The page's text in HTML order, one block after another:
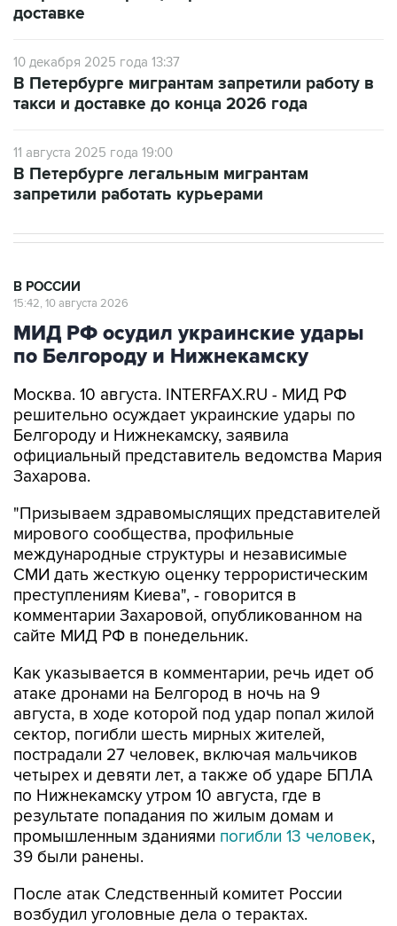
10 декабря 2025 года 13:37
такси и доставке до конца 2026 года
11 августа 2025 года 19:00
запретили работать курьерами
МИД РФ осудил украинские удары
по Белгороду и Нижнекамску
Москва. 10 августа. INTERFAX.RU - МИД РФ
Белгороду и Нижнекамску, заявила
официальный представитель ведомства Мария
Захарова.
"Призываем здравомыслящих представителей
международные структуры и независимые
СМИ дать жесткую оценку террористическим
преступлениям Киева", - говорится в
комментарии Захаровой, опубликованном на
сайте МИД РФ в понедельник.
Как указывается в комментарии, речь идет об
августа, в ходе которой под удар попал жилой
сектор, погибли шесть мирных жителей,
пострадали 27 человек, включая мальчиков
четырех и девяти лет, а также об ударе БПЛА
по Нижнекамску утром 10 августа, где в
результате попадания по жилым домам и
промышленным зданиямипогибли 13 человек
39 были ранены.
После атак Следственный комитет России
"С болью в сердце выражаем соболезнования